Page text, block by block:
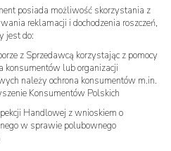
posiada możliwość skorzystania z
reklamacji i dochodzenia roszczeń,
jest do:
z Sprzedawcą korzystając z pomocy
konsumentów lub organizacji
należy ochrona konsumentów m.in.
Konsumentów Polskich
Handlowej z wnioskiem o
w sprawie polubownego